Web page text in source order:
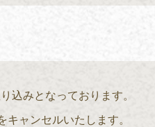
込みとなっております。
ャンセルいたします。